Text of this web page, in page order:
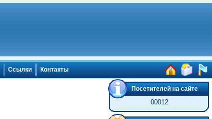
Ссылки Контакты
Посетителей на сайте
00012